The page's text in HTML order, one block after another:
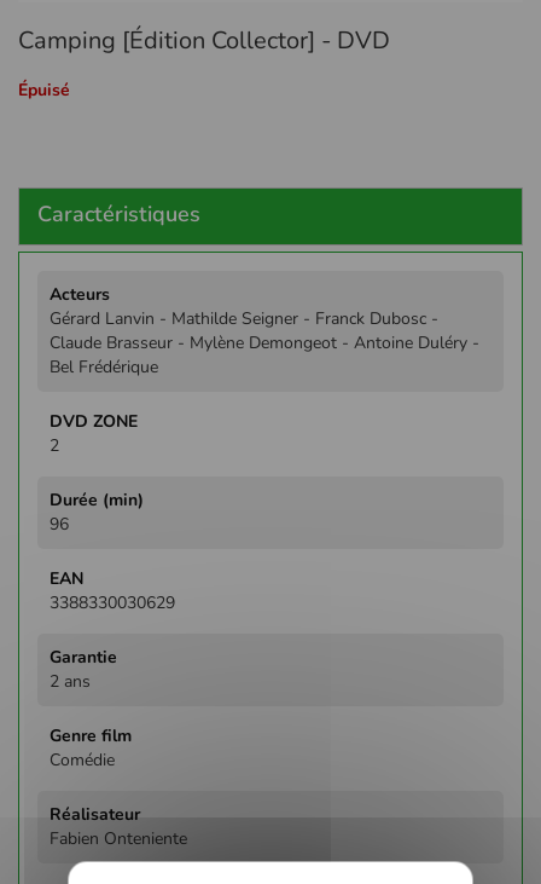
au
de
Camping [Édition Collector] - DVD
Épuisé
Caractéristiques
d'infos
Gérard Lanvin - Mathilde Seigner - Franck Dubosc -
Claude Brasseur - Mylène Demongeot - Antoine Duléry -
Bel Frédérique
2
96
3388330030629
2 ans
Comédie
Fabien Onteniente